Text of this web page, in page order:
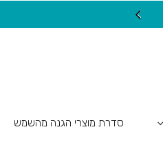
סדרת מוצרי הגנה מהשמש